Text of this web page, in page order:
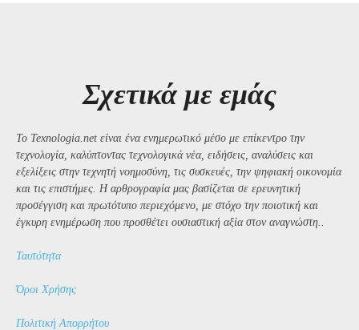
Σχετικά με εμάς
Το Texnologia.net είναι ένα ενημερωτικό μέσο με επίκεντρο την
τεχνολογία, καλύπτοντας τεχνολογικά νέα, ειδήσεις, αναλύσεις και
εξελίξεις στην τεχνητή νοημοσύνη, τις συσκευές, την ψηφιακή οικονομία
και τις επιστήμες. Η αρθρογραφία μας βασίζεται σε ερευνητική
προσέγγιση και πρωτότυπο περιεχόμενο, με στόχο την ποιοτική και
έγκυρη ενημέρωση που προσθέτει ουσιαστική αξία στον αναγνώστη..
Ταυτότητα
Όροι Χρήσης
Πολιτική Απορρήτου